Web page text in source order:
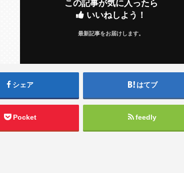
この記事が気に入ったら
いいねしよう！
最新記事をお届けします。
シェア はてブ
Pocket feedly